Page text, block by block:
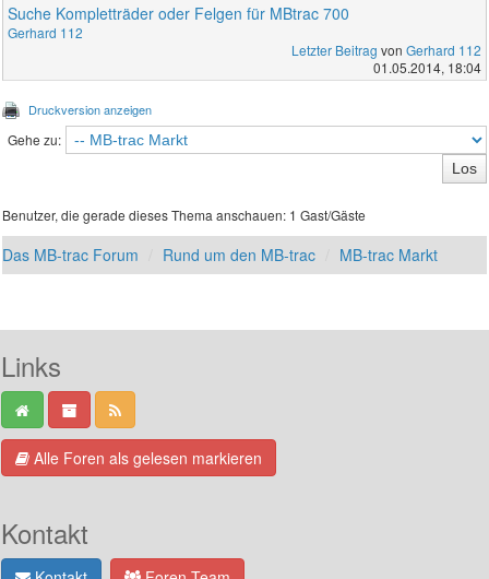
Suche Kompletträder oder Felgen für MBtrac 700
Gerhard 112
Letzter Beitrag von Gerhard 112
01.05.2014, 18:04
Druckversion anzeigen
Gehe zu:
Benutzer, die gerade dieses Thema anschauen: 1 Gast/Gäste
Das MB-trac Forum Rund um den MB-trac MB-trac Markt
Links
Alle Foren als gelesen markieren
Kontakt